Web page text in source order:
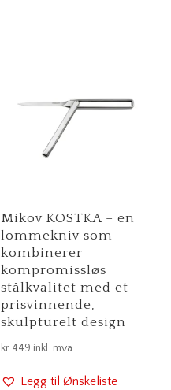
Mikov KOSTKA – en
lommekniv som
kombinerer
kompromissløs
stålkvalitet med et
prisvinnende,
skulpturelt design
kr 449 inkl. mva
Legg til Ønskeliste